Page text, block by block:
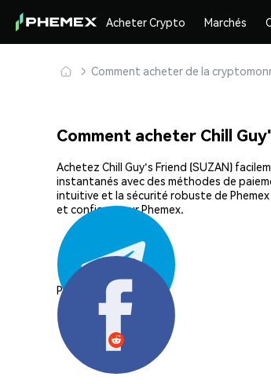
Acheter Crypto Marchés
Comment acheter de la
Comment acheter Chill
Achetez Chill Guy's Friend (SUZAN)
instantanés avec des méthodes de
intuitive et la sécurité robuste de
et confiance sur Phemex.
Partager: